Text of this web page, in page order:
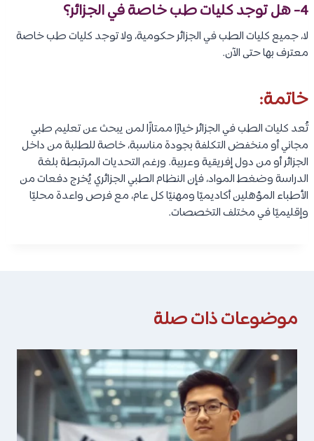
4- هل توجد كليات طب خاصة في الجزائر؟
لا، جميع كليات الطب في الجزائر حكومية، ولا توجد كليات طب خاصة
معترف بها حتى الآن.
خاتمة:
تُعد كليات الطب في الجزائر خيارًا ممتازًا لمن يبحث عن تعليم طبي
مجاني أو منخفض التكلفة بجودة مناسبة، خاصة للطلبة من داخل
الجزائر أو من دول إفريقية وعربية. ورغم التحديات المرتبطة بلغة
الدراسة وضغط المواد، فإن النظام الطبي الجزائري يُخرج دفعات من
الأطباء المؤهلين أكاديميًا ومهنيًا كل عام، مع فرص واعدة محليًا
وإقليميًا في مختلف التخصصات.
موضوعات ذات صلة